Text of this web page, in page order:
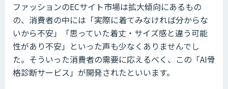
ファッションのECサイト市場は拡大傾向にあるもの
の、消費者の中には「実際に着てみなければ分からな
いから不安」「思っていた着丈・サイズ感と違う可能
性があり不安」といった声も少なくありませんでし
た。そういった消費者の需要に応えるべく、この「AI骨
格診断サービス」が開発されたといいます。